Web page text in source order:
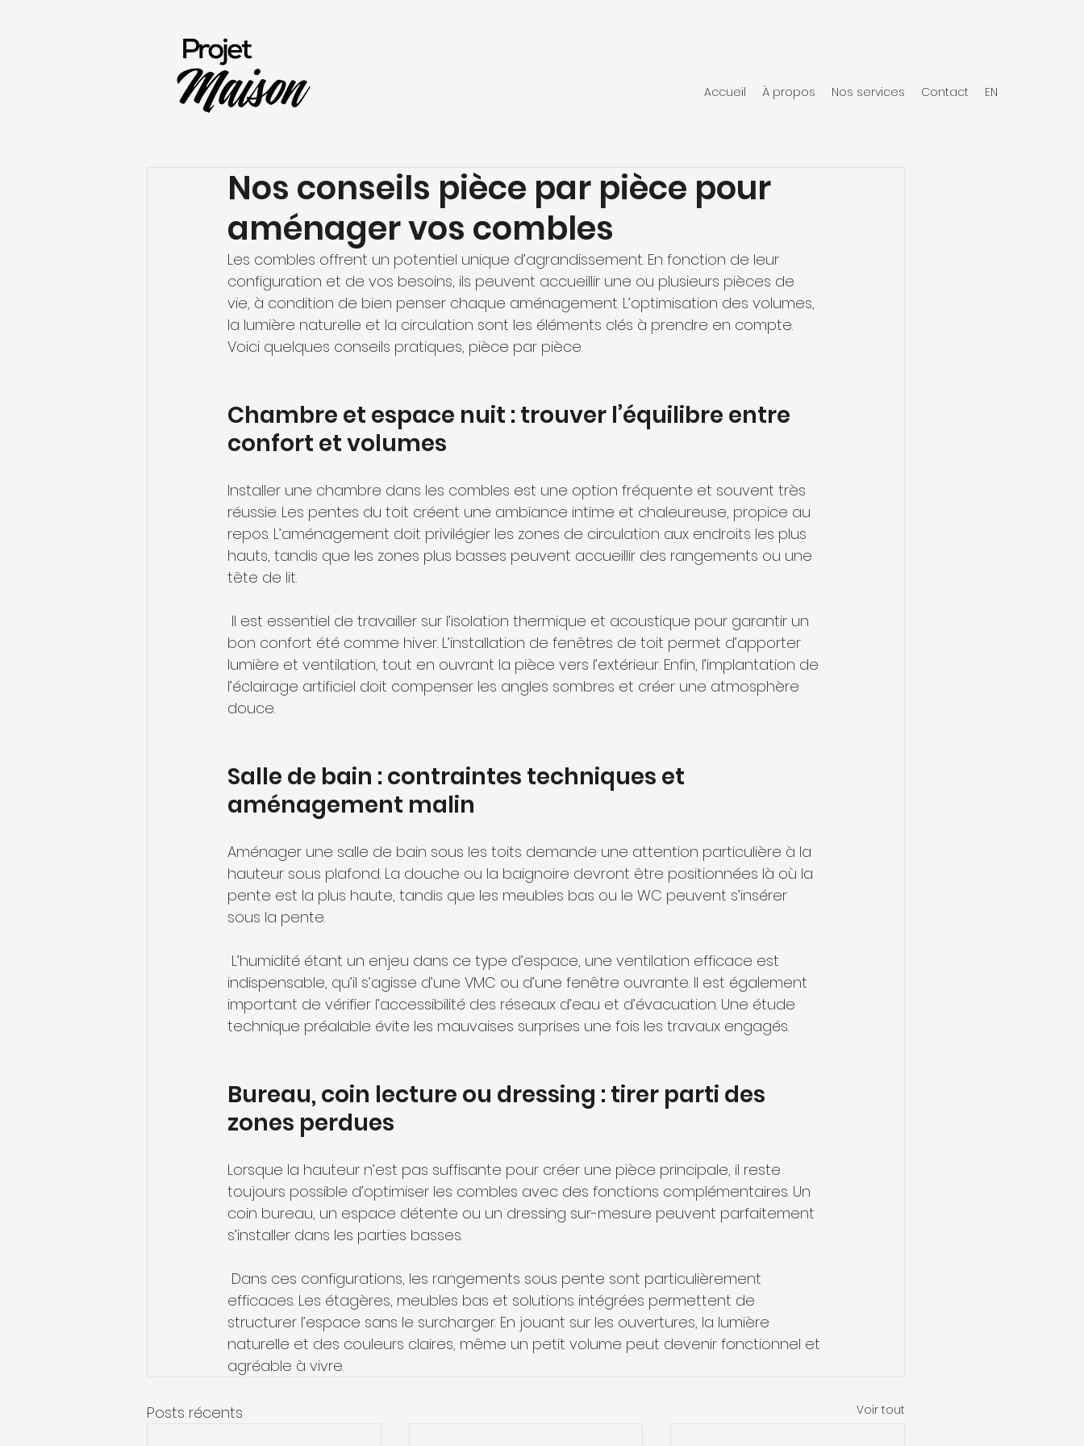
Accueil À propos Nos services Contact EN
Nos conseils pièce par pièce pour
aménager vos combles
Les combles offrent un potentiel unique d’agrandissement. En fonction de leur
configuration et de vos besoins, ils peuvent accueillir une ou plusieurs pièces de
vie, à condition de bien penser chaque aménagement. L’optimisation des volumes,
la lumière naturelle et la circulation sont les éléments clés à prendre en compte.
Voici quelques conseils pratiques, pièce par pièce.
Chambre et espace nuit : trouver l’équilibre entre
confort et volumes
Installer une chambre dans les combles est une option fréquente et souvent très
réussie. Les pentes du toit créent une ambiance intime et chaleureuse, propice au
repos. L’aménagement doit privilégier les zones de circulation aux endroits les plus
hauts, tandis que les zones plus basses peuvent accueillir des rangements ou une
tête de lit.
bon confort été comme hiver. L’installation de fenêtres de toit permet d’apporter
lumière et ventilation, tout en ouvrant la pièce vers l’extérieur. Enfin, l’implantation de
l’éclairage artificiel doit compenser les angles sombres et créer une atmosphère
douce.
Salle de bain : contraintes techniques et
aménagement malin
Aménager une salle de bain sous les toits demande une attention particulière à la
hauteur sous plafond. La douche ou la baignoire devront être positionnées là où la
pente est la plus haute, tandis que les meubles bas ou le WC peuvent s’insérer
sous la pente.
indispensable, qu’il s’agisse d’une VMC ou d’une fenêtre ouvrante. Il est également
important de vérifier l’accessibilité des réseaux d’eau et d’évacuation. Une étude
technique préalable évite les mauvaises surprises une fois les travaux engagés.
Bureau, coin lecture ou dressing : tirer parti des
zones perdues
Lorsque la hauteur n’est pas suffisante pour créer une pièce principale, il reste
toujours possible d’optimiser les combles avec des fonctions complémentaires. Un
coin bureau, un espace détente ou un dressing sur-mesure peuvent parfaitement
s’installer dans les parties basses.
efficaces. Les étagères, meubles bas et solutions intégrées permettent de
structurer l’espace sans le surcharger. En jouant sur les ouvertures, la lumière
naturelle et des couleurs claires, même un petit volume peut devenir fonctionnel et
agréable à vivre.
Posts récents Voir tout